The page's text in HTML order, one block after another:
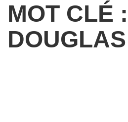
MOT CLÉ
DOUGLAS